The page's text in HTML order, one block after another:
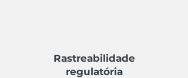
Rastreabilidade
regulatória